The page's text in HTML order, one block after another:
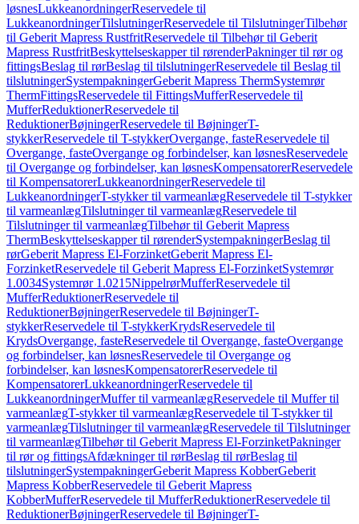
løsnesLukkeanordningerReservedele til
LukkeanordningerTilslutningerReservedele til TilslutningerTilbehør
til Geberit Mapress RustfritReservedele til Tilbehør til Geberit
Mapress RustfritBeskyttelseskapper til rørenderPakninger til rør og
fittingsBeslag til rørBeslag til tilslutningerReservedele til Beslag til
tilslutningerSystempakningerGeberit Mapress ThermSystemrør
ThermFittingsReservedele til FittingsMufferReservedele til
MufferReduktionerReservedele til
ReduktionerBøjningerReservedele til BøjningerT-
stykkerReservedele til T-stykkerOvergange, fasteReservedele til
Overgange, fasteOvergange og forbindelser, kan løsnesReservedele
til Overgange og forbindelser, kan løsnesKompensatorerReservedele
til KompensatorerLukkeanordningerReservedele til
LukkeanordningerT-stykker til varmeanlægReservedele til T-stykker
til varmeanlægTilslutninger til varmeanlægReservedele til
Tilslutninger til varmeanlægTilbehør til Geberit Mapress
ThermBeskyttelseskapper til rørenderSystempakningerBeslag til
rørGeberit Mapress El-ForzinketGeberit Mapress El-
ForzinketReservedele til Geberit Mapress El-ForzinketSystemrør
1.0034Systemrør 1.0215NippelrørMufferReservedele til
MufferReduktionerReservedele til
ReduktionerBøjningerReservedele til BøjningerT-
stykkerReservedele til T-stykkerKrydsReservedele til
KrydsOvergange, fasteReservedele til Overgange, fasteOvergange
og forbindelser, kan løsnesReservedele til Overgange og
forbindelser, kan løsnesKompensatorerReservedele til
KompensatorerLukkeanordningerReservedele til
LukkeanordningerMuffer til varmeanlægReservedele til Muffer til
varmeanlægT-stykker til varmeanlægReservedele til T-stykker til
varmeanlægTilslutninger til varmeanlægReservedele til Tilslutninger
til varmeanlægTilbehør til Geberit Mapress El-ForzinketPakninger
til rør og fittingsAfdækninger til rørBeslag til rørBeslag til
tilslutningerSystempakningerGeberit Mapress KobberGeberit
Mapress KobberReservedele til Geberit Mapress
KobberMufferReservedele til MufferReduktionerReservedele til
ReduktionerBøjningerReservedele til BøjningerT-